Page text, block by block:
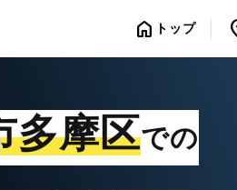
home トップ
多摩区での